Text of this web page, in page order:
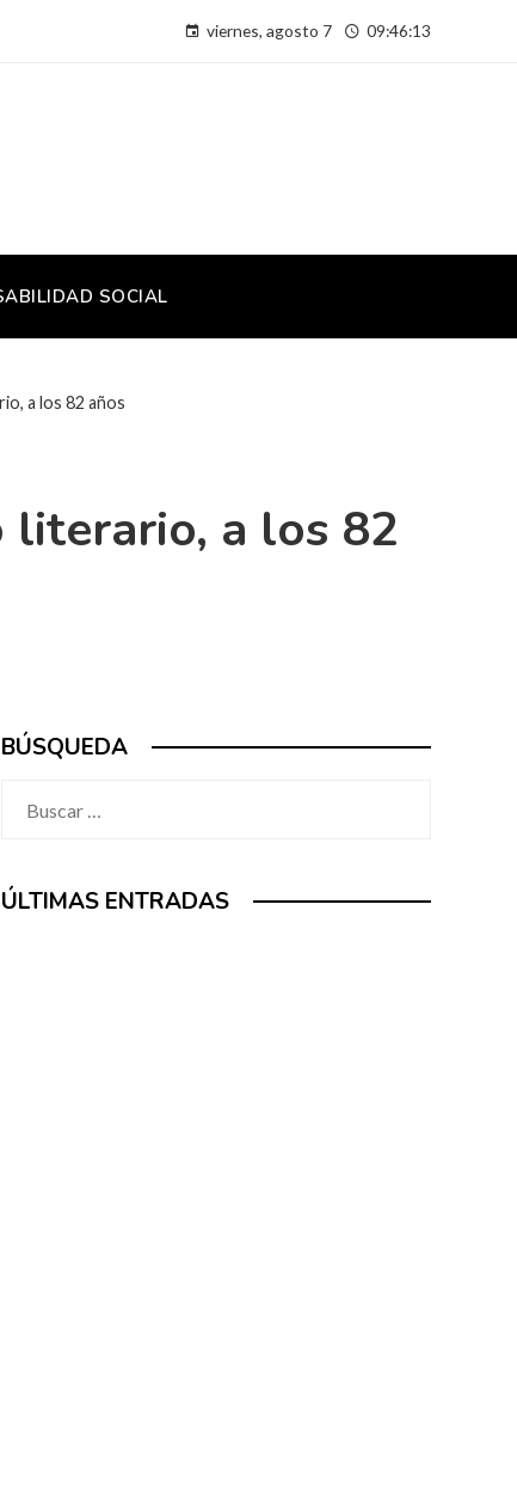
viernes, agosto 7 09:46:14
SOCIAL
a los 82 años
literario, a los 82
BÚSQUEDA
ÚLTIMAS ENTRADAS